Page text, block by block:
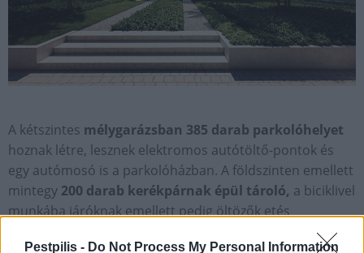
Pestpilis - Do Not Process My Personal Information
A kétszintes mélygarázsban 385 darab parkolóhelyet
hoznak létre, lesznek elektromos autótöltő-pontok és
egy autómosó is a parkolóházban. A földszinten emellett
mintegy 200 darab kerékpárnak épül tároló, a biciklivel
munkába járóknak emellett pedig öltözők etés